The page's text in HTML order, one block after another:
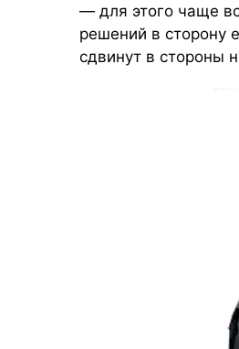
— для этого чаще
решений в сторону
сдвинут в стороны